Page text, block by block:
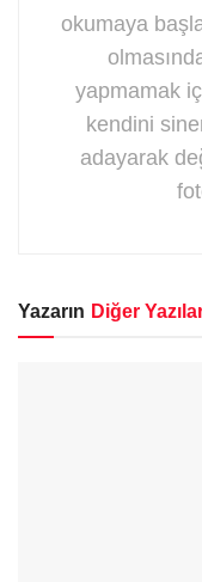
okumaya
yapmamak
kendini
adayarak
Yazarın Diğer